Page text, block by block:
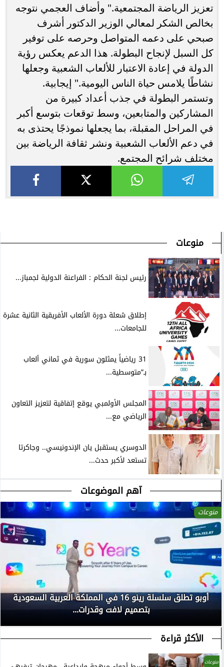
تعزيز الرياضة المجتمعية." وأضاف العجمي نتوجه
بخالص الشكر لمعالي الوزير الدكتور أشرف
صبحي على دعمه المتواصل وحرصه على توفير
كل السبل لإنجاح البطولة. هذا الدعم يعكس رؤية
الدولة في إعادة الاعتبار للألعاب الشعبية وجعلها
نشاطًا يلامس حياة الناس اليومية." إيجابية.
وتستمر البطولة في جذب أعداد كبيرة من
المشاركين والمتابعين، وسط توقعات بتوسع أكبر
في المراحل المقبلة، بما يجعلها نموذجًا يحتذى به
في دعم الألعاب الشعبية ونشر ثقافة الرياضة بين
مختلف شرائح المجتمع.
منوعات
رئيس لجنة الحكام : الفراعنة الدولية لجمباز...
إطلاق شعلة دورة الألعاب الأفريقية الثانية عشرة
للجامعات...
31 رياضياً يمثلون سورية في ثماني ألعاب
بـ”متوسطية...
المجلس الأولمبي يوقع إتفاقية لتعزيز التعاون
الرياضي مع...
الدوسري يستقبل يان الإندونيسي.. وجاكرتا
تستعد لأكبر حدث...
آهم الموضوعات
منوعات
أوبو تطلق سلسلة رينو 16 في المملكة العربية السعودية
بتصميم لافت وقدرات...
الأكثر قراءة
منوعات